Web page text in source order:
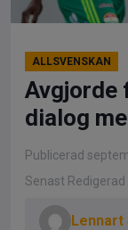
ALLSVENSKAN
Avgjorde
dialog
Publicerad
Senast Redigerad
Lennart